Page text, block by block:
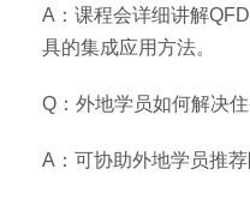
A：课程会详细讲解
具的集成应用方法。
Q：外地学员如何解决
A：可协助外地学员推